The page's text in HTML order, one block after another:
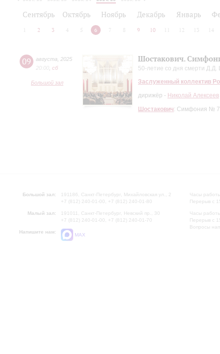
Сентябрь Октябрь Ноябрь Декабрь Январь
2 3 4 5 6 7 8 9 10 12 13 14
09 августа
2025
20:00 сб
Большой зал
Шостакович.
50-летие со дня смерти Д.Д.
Заслуженный коллектив
дирижёр - Николай Алексеев
Шостакович: Симфония № 7
Большой зал:
191186, Санкт-Петербург, Михайловская ул., 2
+7 (812) 240-01-00, +7 (812) 240-01-80
Малый зал:
191011, Санкт-Петербург, Невский пр., 30
+7 (812) 240-01-00, +7 (812) 240-01-70
Напишите нам:
MAX
Часы
Перерыв с
Часы
Перерыв с
Вопросы